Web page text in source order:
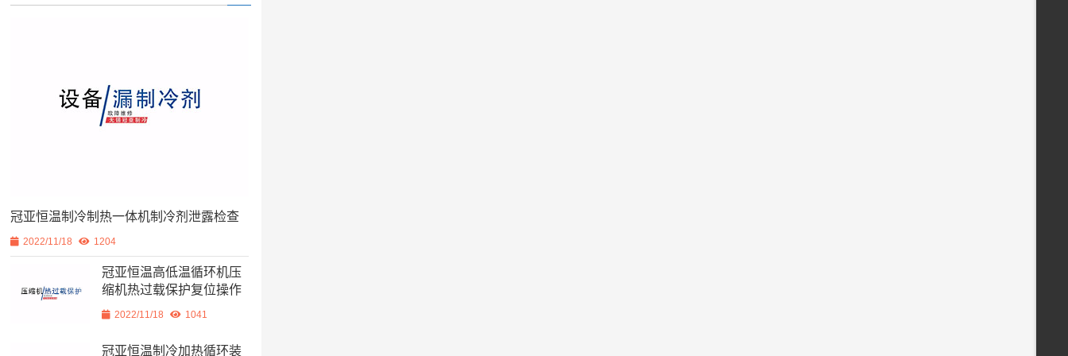
冠亚恒温制冷制热一体机制冷剂泄露检查
2022/11/18 1204
冠亚恒温高低温循环机压
缩机热过载保护复位操作
2022/11/18 1041
冠亚恒温制冷加热循环装